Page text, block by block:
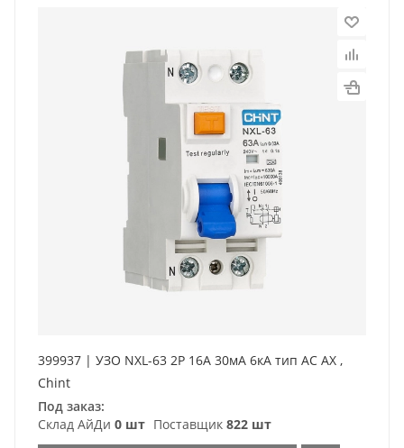
399937 | УЗО NXL-63 2P 16А 30мА 6кА тип AC AX ,
Chint
Под заказ:
Склад АйДи 0 шт Поставщик 822 шт